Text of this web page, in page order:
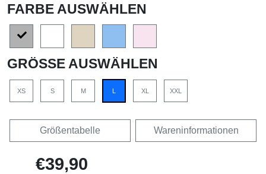
FARBE AUSWÄHLEN
GRÖSSE AUSWÄHLEN
XS S M L XL XXL
Größentabelle Wareninformationen
€39,90